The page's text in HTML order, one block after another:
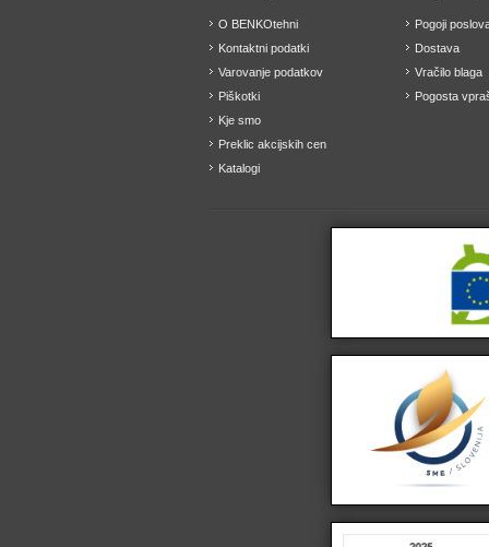
O BENKOtehni
Kontaktni podatki
Varovanje podatkov
Piškotki
Kje smo
Preklic akcijskih cen
Katalogi
Pogoji
Dostava
Vračilo blaga
Pogosta